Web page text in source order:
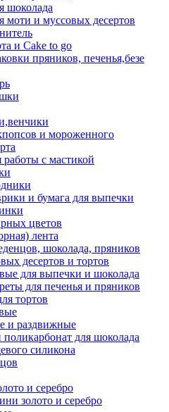
шоколада
моти и муссовых десертов
и Cake to go
пряников, печенья,безе
и мороженного
с мастикой
и бумага для выпечки
цветов
лента
шоколада, пряников
десертов и тортов
для выпечки и шоколада
для печенья и пряников
тортов
и раздвижные
для шоколада
силикона
и серебро
золото и серебро